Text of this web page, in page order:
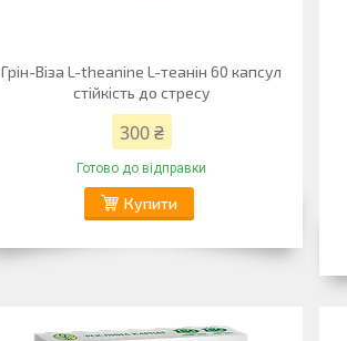
Грін-Віза L-theanine L-теанін 60 капсул
стійкість до стресу
300 ₴
Готово до відправки
Купити